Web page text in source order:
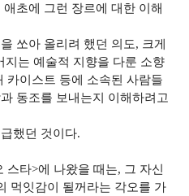
초에 그런 장르에 대한 이해
쏘아 올리려 했던 의도, 크게
지는 예술적 지향을 다룬 소향
카이스트 등에 소속된 사람들
동조를 보내는지 이해하려고
했던 것이다.
타>에 나왔을 때는, 그 자신
먹잇감이 될꺼라는 각오를 가